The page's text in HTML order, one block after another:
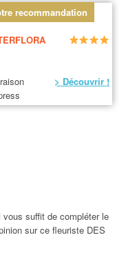
recommandation
> Découvrir !
suffit de compléter le
sur ce fleuriste DES